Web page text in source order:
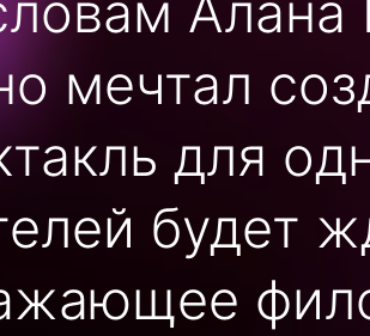
мечтал
для
будет